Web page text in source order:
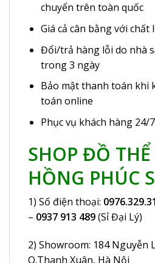
chuyển trên toàn quốc
Giá cả cân bằng với chất
Đổi/trả hàng lỗi do nhà
trong 3 ngày
Bảo mật thanh toán khi
toán online
Phục vụ khách hàng 24/7
SHOP ĐỒ
HỒNG PHÚC
1) Số điện thoại:
– 0937 913 489(Sỉ Đại Lý)
2) Showroom: 184 Nguyễn
Q.Thanh Xuân, Hà Nội